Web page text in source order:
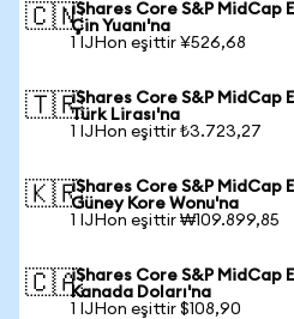
🇨🇳iShares Core S&P MidCap
Çin Yuanı'na
1 IJHon eşittir ¥526,68
🇹🇷iShares Core S&P MidCap
Türk Lirası'na
1 IJHon eşittir ₺3.723,27
🇰🇷iShares Core S&P MidCap
Güney Kore Wonu'na
1 IJHon eşittir ₩109.899,85
🇨🇦iShares Core S&P MidCap
Kanada Doları'na
1 IJHon eşittir $108,90